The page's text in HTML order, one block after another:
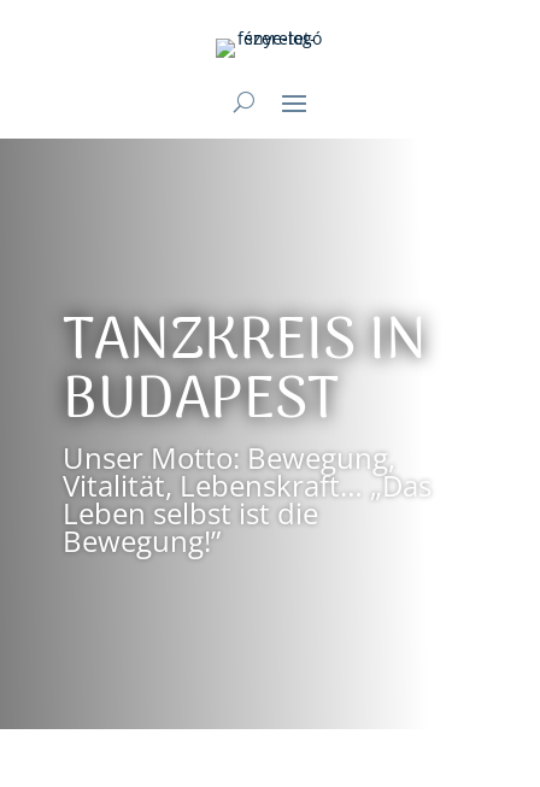
TANZKREIS IN
BUDAPEST
Unser Motto: Bewegung,
Vitalität, Lebenskraft… „Das
Leben selbst ist die
Bewegung!”